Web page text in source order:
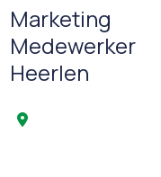
Noordwijkerhout
Marketing
Medewerker
Heerlen